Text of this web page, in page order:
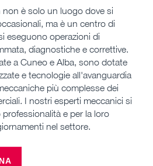
è solo un luogo dove si
ma è un centro di
eseguono operazioni di
diagnostiche e correttive.
a Cuneo e Alba, sono dotate
e tecnologie all'avanguardia
più complesse dei
I nostri esperti meccanici si
e per la loro
nel settore.